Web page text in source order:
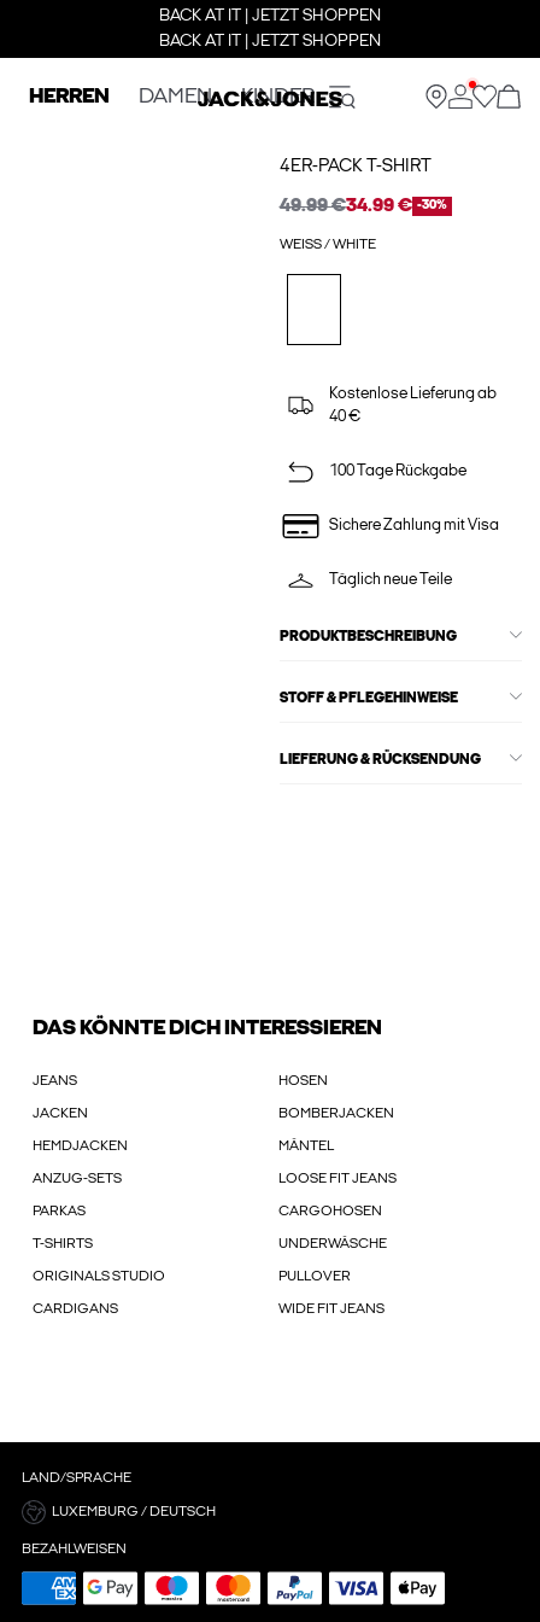
BACK AT IT | JETZT SHOPPEN
BACK AT IT | JETZT SHOPPEN
HERREN DAMEN KINDER
4ER-PACK T-SHIRT
49.99 €34.99 € -30%
WEISS / WHITE
Kostenlose Lieferung ab
40 €
100 Tage Rückgabe
Sichere Zahlung mit Visa
Täglich neue Teile
PRODUKTBESCHREIBUNG
STOFF & PFLEGEHINWEISE
LIEFERUNG & RÜCKSENDUNG
DAS KÖNNTE DICH INTERESSIEREN
JEANS HOSEN
JACKEN BOMBERJACKEN
HEMDJACKEN MÄNTEL
ANZUG-SETS LOOSE FIT JEANS
PARKAS CARGOHOSEN
T-SHIRTS UNDERWÄSCHE
ORIGINALS STUDIO PULLOVER
CARDIGANS WIDE FIT JEANS
LAND/SPRACHE
LUXEMBURG / DEUTSCH
BEZAHLWEISEN